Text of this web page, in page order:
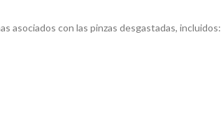
asociados con las pinzas desgastadas, incluidos: